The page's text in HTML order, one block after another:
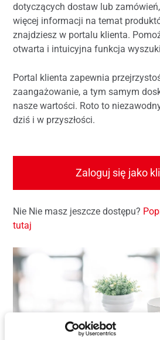
dotyczących dostaw lub
więcej informacji na temat
znajdziesz w portalu klienta.
otwarta i intuicyjna funkcja
Portal klienta zapewnia
zaangażowanie, a tym samym
nasze wartości. Roto to
dziś i w przyszłości.
Zaloguj się jako
Nie Nie masz jeszcze dostępu?
tutaj